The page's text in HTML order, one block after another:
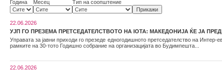
Година Месец Тип на соопштение
22.06.2026
УЈП ГО ПРЕЗЕМА ПРЕТСЕДАТЕЛСТВОТО НА IOTA: МАКЕДОНИЈА ЌЕ ЈА
Управата за јавни приходи го презеде едногодишното претседателство на
рамките на 30-тото Годишно собрание на организацијата во Будимпешта...
22.06.2026